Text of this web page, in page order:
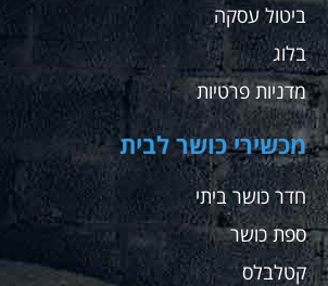
ביטול עסקה
בלוג
מדניות פרטיות
מכשירי כושר לבית
חדר כושר ביתי
ספת כושר
קטלבלס